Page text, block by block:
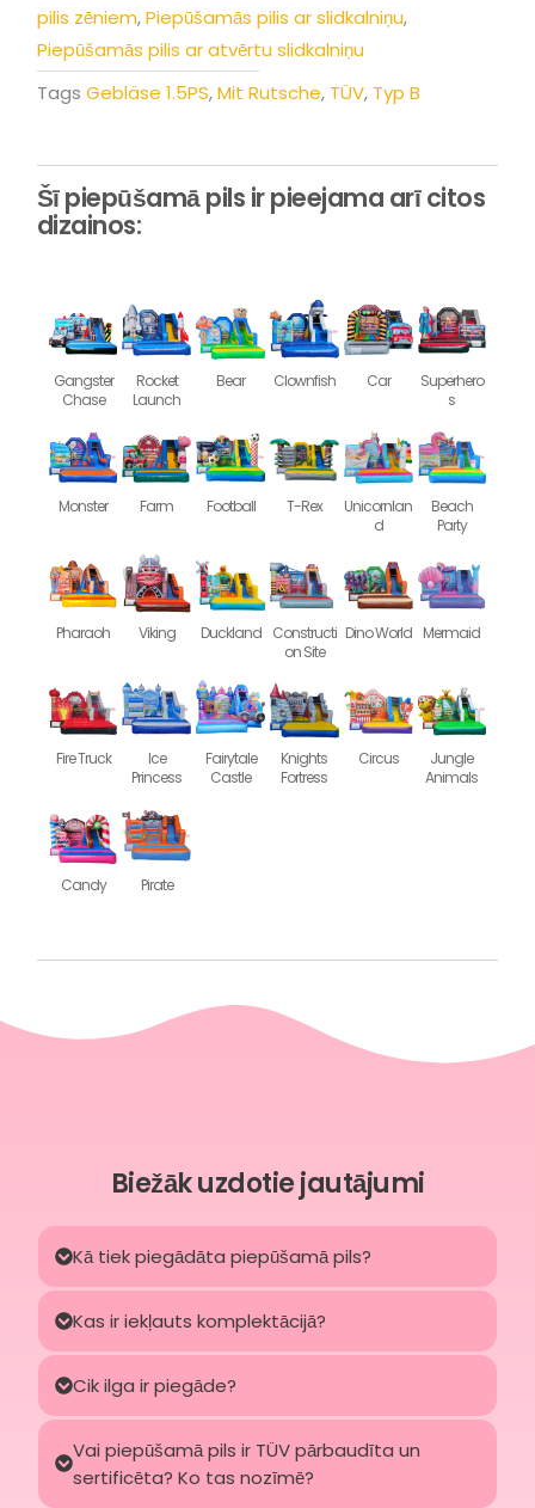
pilis zēniem,Piepūšamās pilis ar slidkalniņu,
Piepūšamās pilis ar atvērtu slidkalniņu
Tags Gebläse 1.5PS,Mit Rutsche, TÜV, Typ B
Šī piepūšamā pils ir pieejama arī citos
dizainos:
Gangster
Chase
Rocket
Launch
Bear Clownfish Car
Superhero
s
Monster Farm Football T-Rex
Unicornlan
d
Beach
Party
Pharaoh Viking Duckland
Constructi
on Site
Dino World Mermaid
Fire Truck
Ice
Princess
Fairytale
Castle
Knights
Fortress
Circus
Jungle
Animals
Candy Pirate
Biežāk uzdotie jautājumi
Kā tiek piegādāta piepūšamā pils?
Kas ir iekļauts komplektācijā?
Cik ilga ir piegāde?
Vai piepūšamā pils ir TÜV pārbaudīta un
sertificēta? Ko tas nozīmē?